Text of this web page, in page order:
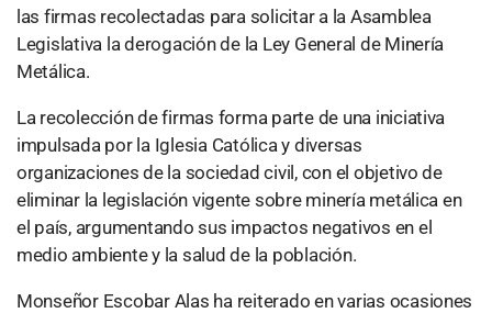
las firmas recolectadas para solicitar a la Asamblea
Legislativa la derogación de la Ley General de Minería
Metálica.
La recolección de firmas forma parte de una iniciativa
impulsada por la Iglesia Católica y diversas
organizaciones de la sociedad civil, con el objetivo de
eliminar la legislación vigente sobre minería metálica en
el país, argumentando sus impactos negativos en el
medio ambiente y la salud de la población.
Monseñor Escobar Alas ha reiterado en varias ocasiones